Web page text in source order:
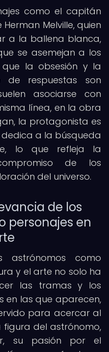
como el capitán
Melville, quien
a la ballena blanca,
se asemejan a los
la obsesión y la
de respuestas son
asociarse con
línea, en la obra
la protagonista es
a la búsqueda
lo que refleja la
de los
del universo.
de los
personajes en
astrónomos como
y el arte no solo ha
las tramas y los
en las que aparecen,
para acercar al
del astrónomo,
su pasión por el